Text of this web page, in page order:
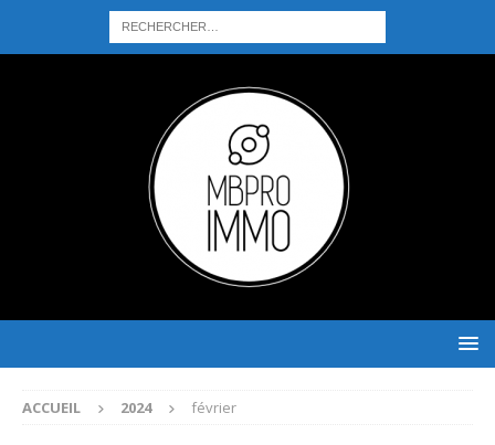
ACCUEIL 2024 février